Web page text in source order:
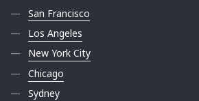
San Francisco
Los Angeles
New York City
Chicago
Sydney